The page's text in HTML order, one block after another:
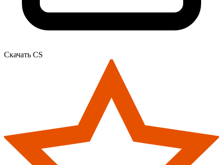
Скачать CS